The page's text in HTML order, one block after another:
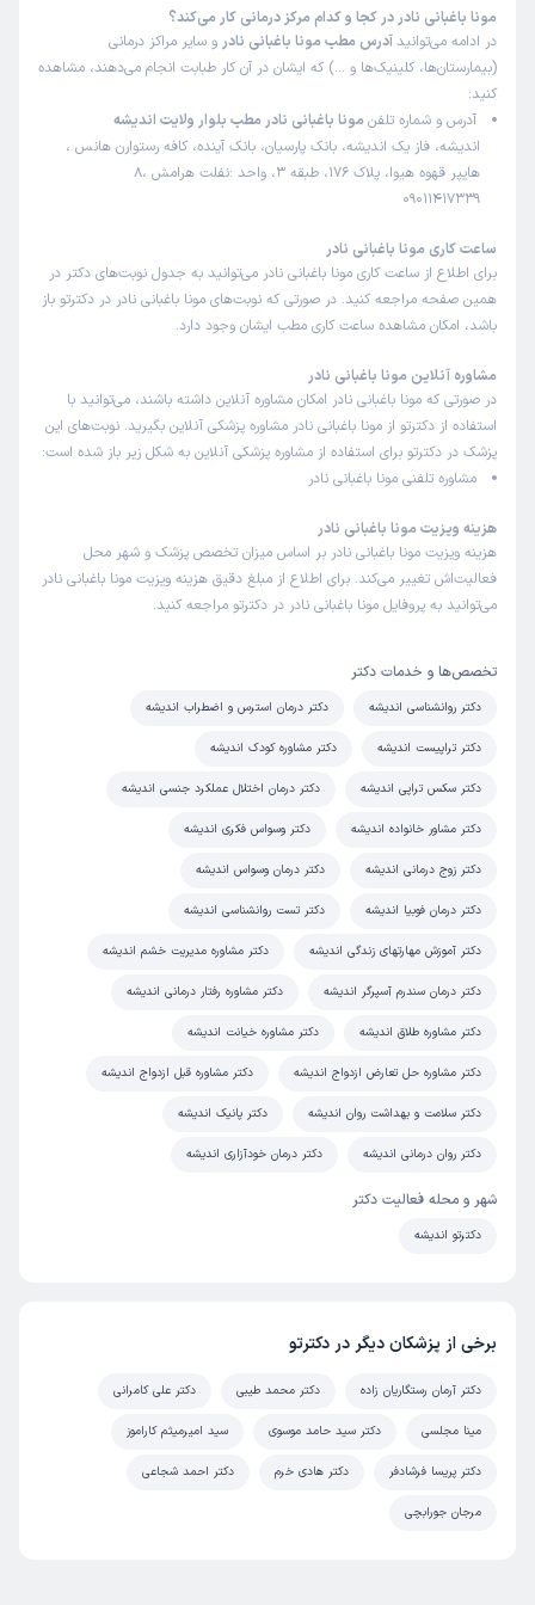
مونا باغبانی نادر در کجا و کدام مرکز درمانی کار می‌کند؟
در ادامه می‌توانید آدرس مطب مونا باغبانی نادر و سایر مراکز درمانی
(بیمارستان‌ها، کلینیک‌ها و …) که ایشان در آن کار طبابت انجام می‌دهند، مشاهده
کنید:
آدرس و شماره تلفن مونا باغبانی نادر مطب بلوار ولایت اندیشه
اندیشه، فاز یک اندیشه، بانک پارسیان، بانک آینده، کافه رستوارن هانس ،
هایپر قهوه هیوا، پلاک 176، طبقه 3، واحد 8‭، شماره تلفن:
09011417339
ساعت کاری مونا باغبانی نادر
برای اطلاع از ساعت کاری مونا باغبانی نادر می‌توانید به جدول نوبت‌های دکتر در
همین صفحه مراجعه کنید. در صورتی که نوبت‌های مونا باغبانی نادر در دکترتو باز
باشد، امکان مشاهده ساعت کاری مطب ایشان وجود دارد.
مشاوره آنلاین مونا باغبانی نادر
در صورتی که مونا باغبانی نادر امکان مشاوره آنلاین داشته باشند، می‌توانید با
استفاده از دکترتو از مونا باغبانی نادر مشاوره پزشکی آنلاین بگیرید. نوبت‌های این
پزشک در دکترتو برای استفاده از مشاوره پزشکی آنلاین به شکل زیر باز شده است:
مشاوره تلفنی مونا باغبانی نادر
هزینه ویزیت مونا باغبانی نادر
هزینه ویزیت مونا باغبانی نادر بر اساس میزان تخصص پزشک و شهر محل
فعالیت‌اش تغییر می‌کند. برای اطلاع از مبلغ دقیق هزینه ویزیت مونا باغبانی نادر
می‌توانید به پروفایل مونا باغبانی نادر در دکترتو مراجعه کنید.
تخصص‌ها و خدمات دکتر
دکتر روانشناسی اندیشه دکتر درمان استرس و اضطراب اندیشه
دکتر تراپیست اندیشه دکتر مشاوره کودک اندیشه
دکتر سکس تراپی اندیشه دکتر درمان اختلال عملکرد جنسی اندیشه
دکتر مشاور خانواده اندیشه دکتر وسواس فکری اندیشه
دکتر زوج درمانی اندیشه دکتر درمان وسواس اندیشه
دکتر درمان فوبیا اندیشه دکتر تست روانشناسی اندیشه
دکتر آموزش مهارتهای زندگی اندیشه دکتر مشاوره مدیریت خشم اندیشه
دکتر درمان سندرم آسپرگر اندیشه دکتر مشاوره رفتار درمانی اندیشه
دکتر مشاوره طلاق اندیشه دکتر مشاوره خیانت اندیشه
دکتر مشاوره حل تعارض ازدواج اندیشه دکتر مشاوره قبل ازدواج اندیشه
دکتر سلامت و بهداشت روان اندیشه دکتر پانیک اندیشه
دکتر روان درمانی اندیشه دکتر درمان خودآزاری اندیشه
شهر و محله فعالیت دکتر
دکترتو اندیشه
برخی از پزشکان دیگر در دکترتو
دکتر آرمان رستگاریان زاده دکتر محمد طیبی دکتر علی کامرانی
مینا مجلسی دکتر سید حامد موسوی سید امیرمیثم کاراموز
دکتر پریسا فرشادفر دکتر هادی خرم دکتر احمد شجاعی
مرجان جورابچی